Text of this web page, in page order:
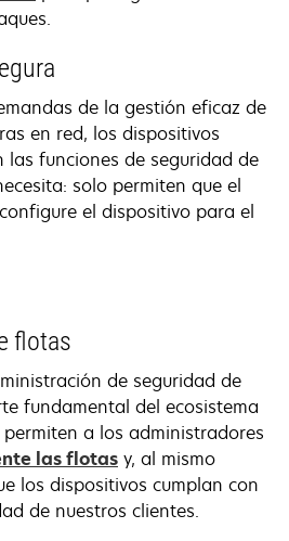
de la gestión eficaz de
en red, los dispositivos
las funciones de seguridad de
solo permiten que el
el dispositivo para el
flotas
de seguridad de
fundamental del ecosistema
a los administradores
las flotas y, al mismo
los dispositivos cumplan con
de nuestros clientes.